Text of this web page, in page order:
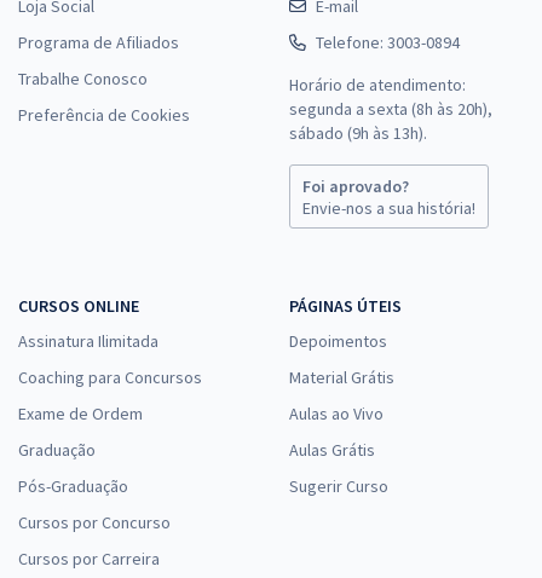
Loja Social
Programa de Afiliados
Trabalhe Conosco
Preferência de Cookies
E-mail
Telefone: 3003-0894
Horário de atendimento:
segunda a sexta (8h às 20h),
sábado (9h às 13h).
Foi aprovado?
Envie-nos a sua história!
CURSOS ONLINE
Assinatura Ilimitada
Coaching para Concursos
Exame de Ordem
Graduação
Pós-Graduação
Cursos por Concurso
Cursos por Carreira
PÁGINAS ÚTEIS
Depoimentos
Material Grátis
Aulas ao Vivo
Aulas Grátis
Sugerir Curso